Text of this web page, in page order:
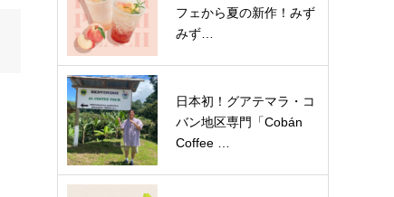
フェから夏の新作！みず
みず…
日本初！グアテマラ・コ
バン地区専門「Cobán
Coffee …